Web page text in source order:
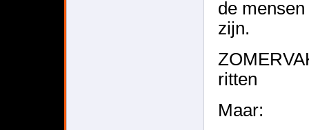
de
zijn.
ritten
Maar: